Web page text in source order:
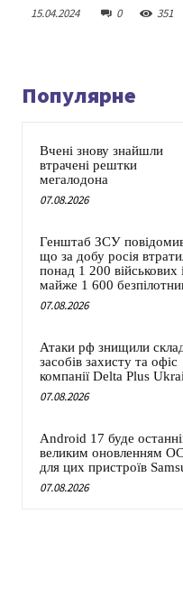
15.04.2024 0 351
Популярне
Вчені знову знайшли
втрачені рештки
мегалодона
07.08.2026
Генштаб ЗСУ
що за добу росія
понад 1 200 військових і
майже 1 600
07.08.2026
Атаки рф знищили
засобів захисту та офіс
компанії Delta Plus
07.08.2026
Android 17 буде
великим оновленням
для цих пристроїв
07.08.2026